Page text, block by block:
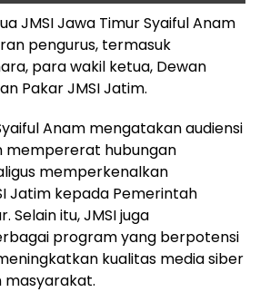
JMSI Jawa Timur Syaiful Anam
pengurus, termasuk
para wakil ketua, Dewan
Pakar JMSI Jatim.
Anam mengatakan audiensi
mempererat hubungan
memperkenalkan
Jatim kepada Pemerintah
Selain itu, JMSI juga
program yang berpotensi
kualitas media siber
masyarakat.